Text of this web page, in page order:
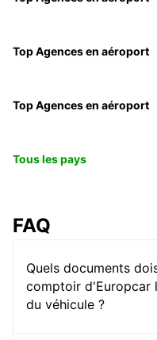
Top Agences en aéroport
Top Agences en aéroport
Tous les pays
FAQ
Quels documents
comptoir d'Europcar
du véhicule ?